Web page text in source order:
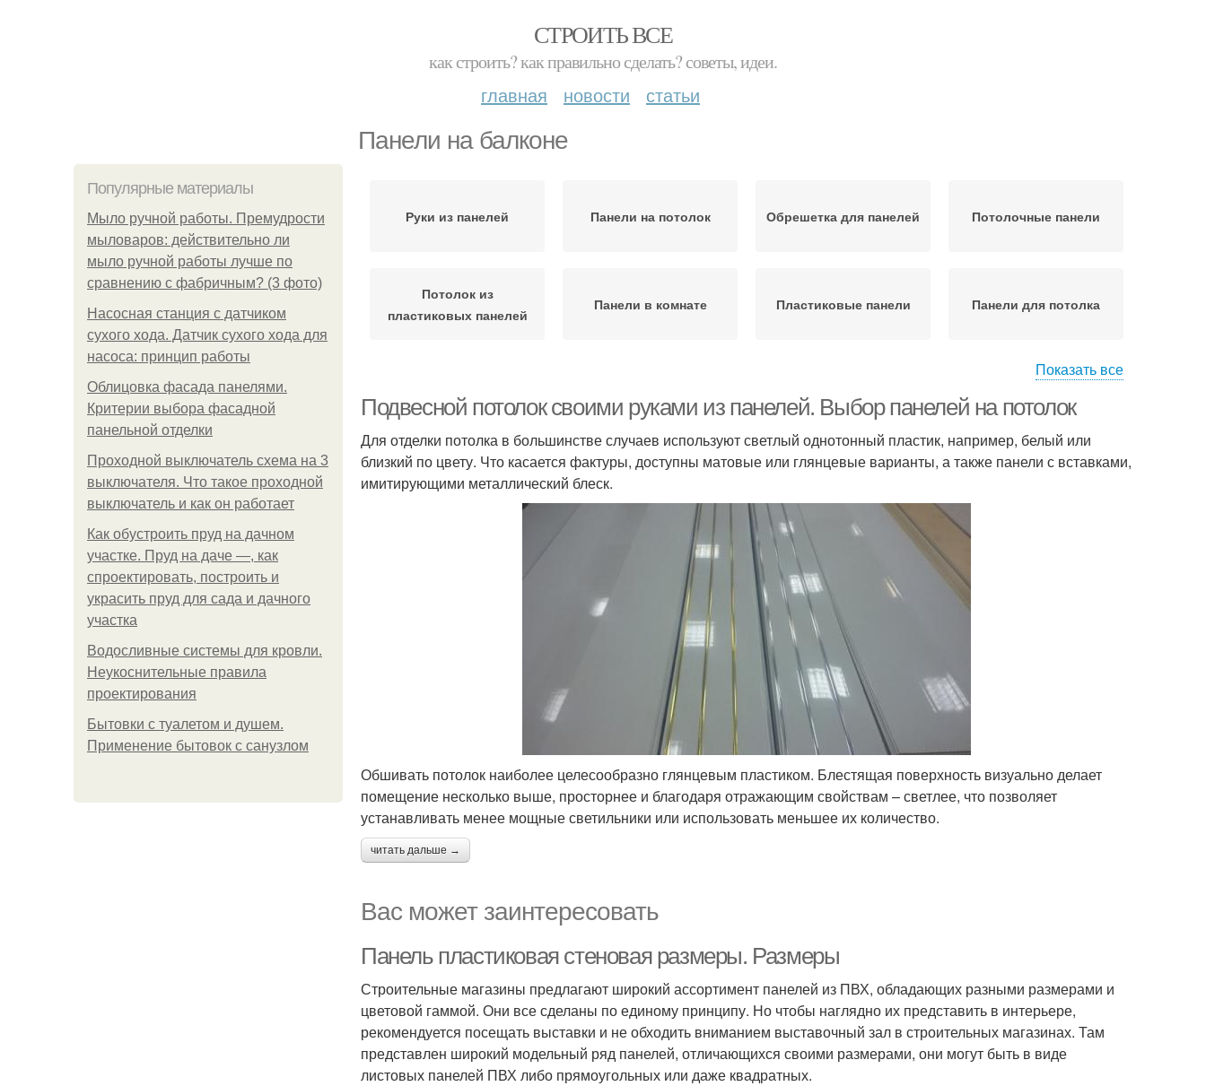
СТРОИТЬ ВСЕ
как строить? как правильно сделать? советы, идеи.
главная новости статьи
Панели на балконе
Популярные материалы
Мыло ручной работы. Премудрости
мыловаров: действительно ли
мыло ручной работы лучше по
сравнению с фабричным? (3 фото)
Насосная станция с датчиком
сухого хода. Датчик сухого хода для
насоса: принцип работы
Облицовка фасада панелями.
Критерии выбора фасадной
панельной отделки
Проходной выключатель схема на 3
выключателя. Что такое проходной
выключатель и как он работает
Как обустроить пруд на дачном
участке. Пруд на даче —, как
спроектировать, построить и
украсить пруд для сада и дачного
участка
Водосливные системы для кровли.
Неукоснительные правила
проектирования
Бытовки с туалетом и душем.
Применение бытовок с санузлом
Руки из панелей Панели на потолок Обрешетка для панелей Потолочные панели
Потолок из
пластиковых панелей
Панели в комнате Пластиковые панели Панели для потолка
Показать все
Подвесной потолок своими руками из панелей. Выбор панелей на потолок
Для отделки потолка в большинстве случаев используют светлый однотонный пластик, например, белый или
близкий по цвету. Что касается фактуры, доступны матовые или глянцевые варианты, а также панели с вставками,
имитирующими металлический блеск.
Обшивать потолок наиболее целесообразно глянцевым пластиком. Блестящая поверхность визуально делает
помещение несколько выше, просторнее и благодаря отражающим свойствам – светлее, что позволяет
устанавливать менее мощные светильники или использовать меньшее их количество.
читать дальше →
Вас может заинтересовать
Панель пластиковая стеновая размеры. Размеры
Строительные магазины предлагают широкий ассортимент панелей из ПВХ, обладающих разными размерами и
цветовой гаммой. Они все сделаны по единому принципу. Но чтобы наглядно их представить в интерьере,
рекомендуется посещать выставки и не обходить вниманием выставочный зал в строительных магазинах. Там
представлен широкий модельный ряд панелей, отличающихся своими размерами, они могут быть в виде
листовых панелей ПВХ либо прямоугольных или даже квадратных.